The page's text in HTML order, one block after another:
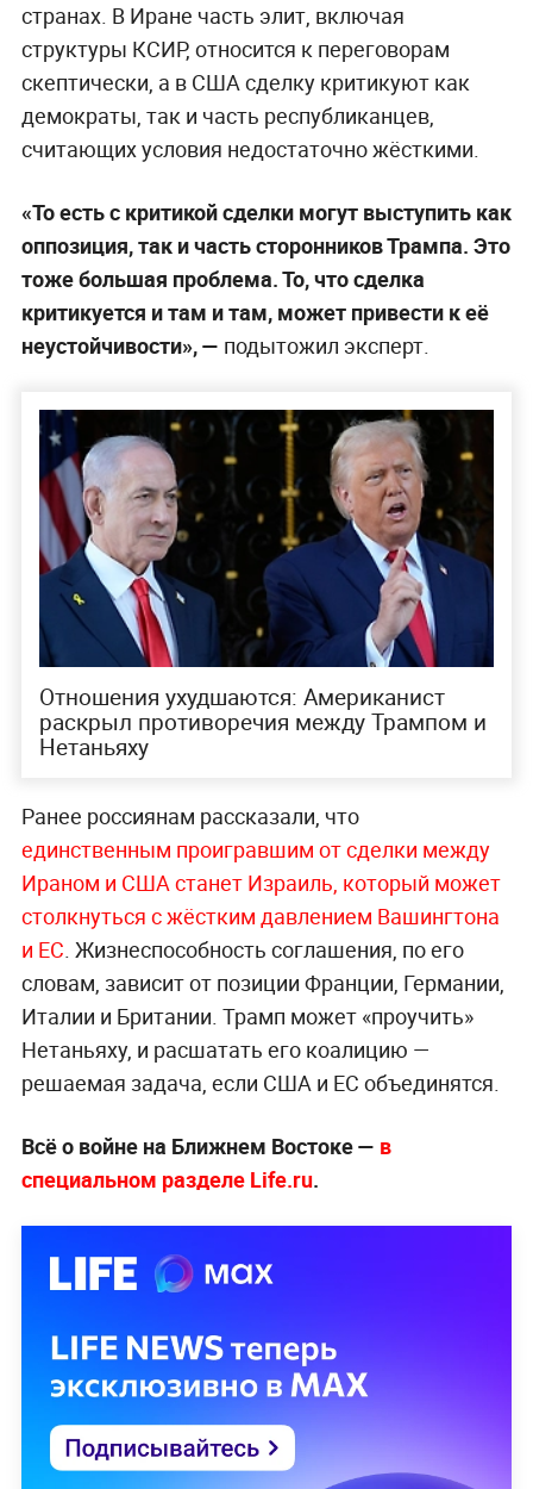
странах. В Иране часть элит, включая
структуры КСИР, относится к переговорам
скептически, а в США сделку критикуют как
демократы, так и часть республиканцев,
считающих условия недостаточно жёсткими.
«То есть с критикой сделки могут выступить как
оппозиция, так и часть сторонников Трампа. Это
тоже большая проблема. То, что сделка
критикуется и там и там, может привести к её
неустойчивости», — подытожил эксперт.
Отношения ухудшаются: Американист
раскрыл противоречия между Трампом и
Нетаньяху
Ранее россиянам рассказали, что
единственным проигравшим от сделки между
Ираном и США станет Израиль, который может
столкнуться с жёстким давлением Вашингтона
и ЕС . Жизнеспособность соглашения, по его
словам, зависит от позиции Франции, Германии,
Италии и Британии. Трамп может «проучить»
Нетаньяху, и расшатать его коалицию —
решаемая задача, если США и ЕС объединятся.
Всё о войне на Ближнем Востоке — в
специальном разделе Life.ru.